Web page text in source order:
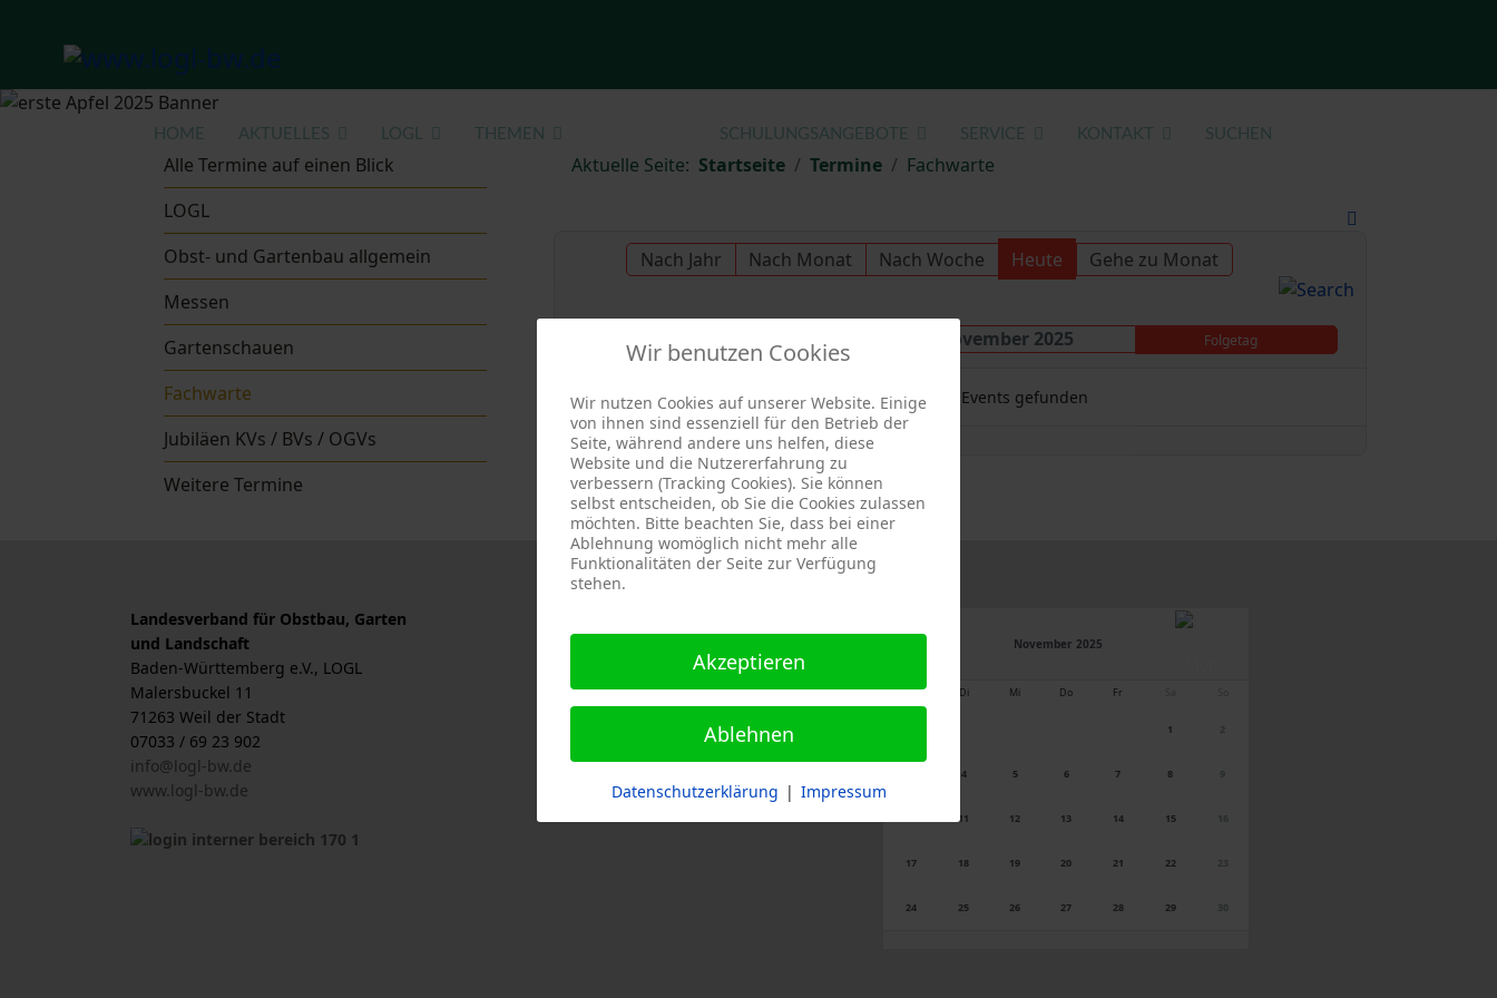
HOME AKTUELLES LOGL THEMEN SCHULUNGSANGEBOTE SERVICE KONTAKT SUCHEN
Alle Termine auf einen Blick
LOGL
Obst- und Gartenbau allgemein
Messen
Gartenschauen
Fachwarte
Jubiläen KVs / BVs / OGVs
Weitere Termine
Aktuelle Seite: Startseite Termine Fachwarte
Nach Jahr Nach Monat Nach Woche Heute Gehe zu Monat
Vorheriger Tag Samstag, 22. November 2025 Folgetag
Es wurden keine Events gefunden
Landesverband für Obstbau, Garten
und Landschaft
Baden-Württemberg e.V., LOGL
Malersbuckel 11
71263 Weil der Stadt
07033 / 69 23 902
info@logl-bw.de
www.logl-bw.de
November 2025
Mo Di Mi Do Fr
1 2
4 5 6 7 8 9
11 12 13 14 15 16
17 18 19 20 21 22 23
24 25 26 27 28 29 30
Wir benutzen Cookies
Wir nutzen Cookies auf unserer Website. Einige
von ihnen sind essenziell für den Betrieb der
Seite, während andere uns helfen, diese
Website und die Nutzererfahrung zu
verbessern (Tracking Cookies). Sie können
selbst entscheiden, ob Sie die Cookies zulassen
möchten. Bitte beachten Sie, dass bei einer
Ablehnung womöglich nicht mehr alle
Funktionalitäten der Seite zur Verfügung
stehen.
Akzeptieren
Ablehnen
Datenschutzerklärung | Impressum